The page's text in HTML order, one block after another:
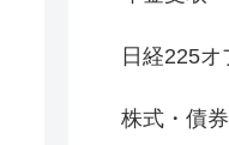
日経225
株式・債